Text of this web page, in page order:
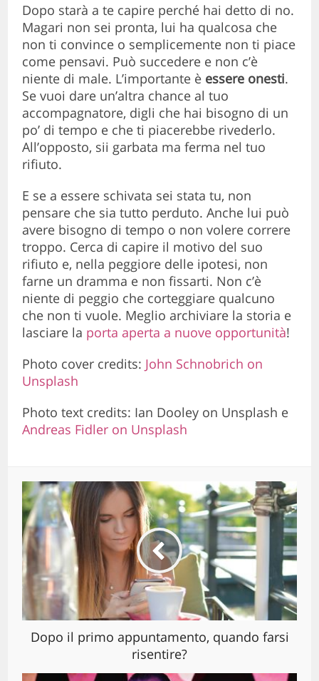
Dopo starà a te capire perché hai detto di no.
Magari non sei pronta, lui ha qualcosa che
non ti convince o semplicemente non ti piace
come pensavi. Può succedere e non c’è
niente di male. L’importante è essere onesti.
Se vuoi dare un’altra chance al tuo
accompagnatore, digli che hai bisogno di un
po’ di tempo e che ti piacerebbe rivederlo.
All’opposto, sii garbata ma ferma nel tuo
rifiuto.
E se a essere schivata sei stata tu, non
pensare che sia tutto perduto. Anche lui può
avere bisogno di tempo o non volere correre
troppo. Cerca di capire il motivo del suo
rifiuto e, nella peggiore delle ipotesi, non
farne un dramma e non fissarti. Non c’è
niente di peggio che corteggiare qualcuno
che non ti vuole. Meglio archiviare la storia e
lasciare la porta aperta a nuove opportunità!
Photo cover credits: John Schnobrich on
Unsplash
Photo text credits: Ian Dooley on Unsplash e
Andreas Fidler on Unsplash
Dopo il primo appuntamento, quando farsi
risentire?